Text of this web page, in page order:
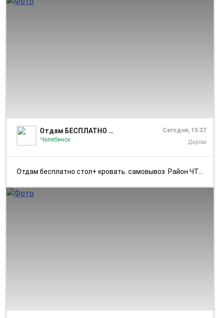
Отдам БЕСПЛАТНО Челябинск
Челябинск
Сегодня, 15:37
Даром
Отдам бесплатно стол+ кровать. самовывоз. Район ЧТЗ. Только совместно,...